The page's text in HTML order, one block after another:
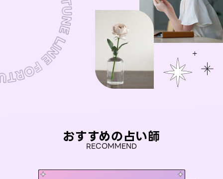
おすすめの占い師
RECOMMEND